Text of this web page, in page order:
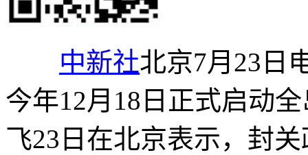
中新社北京7月23日
今年12月18日正式启动
飞23日在北京表示，封